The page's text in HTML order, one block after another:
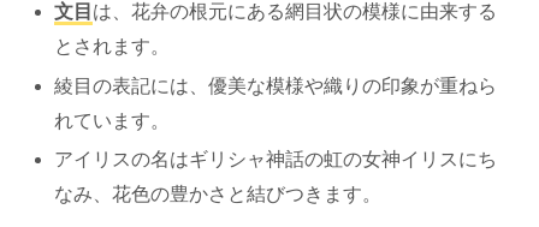
文目 は、花弁の根元にある網目状の模様に由来する
とされます。
綾目の表記には、優美な模様や織りの印象が重ねら
れています。
アイリスの名はギリシャ神話の虹の女神イリスにち
なみ、花色の豊かさと結びつきます。